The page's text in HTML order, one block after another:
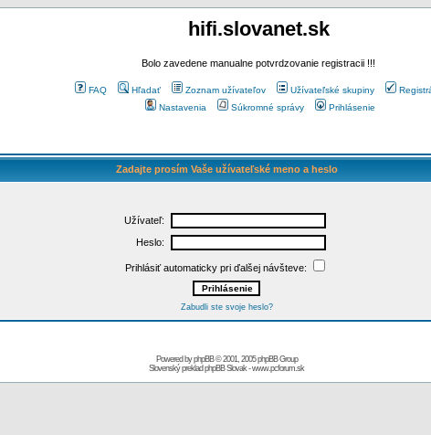
hifi.slovanet.sk
Bolo zavedene manualne potvrdzovanie registracii !!!
FAQ Hľadať Zoznam užívateľov Užívateľské skupiny
Nastavenia
Súkromné správy Prihlásenie
Zadajte prosím Vaše užívateľské meno a heslo
Užívateľ:
Heslo:
Prihlásiť automaticky pri ďalšej návšteve:
Zabudli ste svoje heslo?
Powered byphpBB© 2001, 2005 phpBB Group
Slovenský preklad phpBB Slovak-www.pcforum.sk